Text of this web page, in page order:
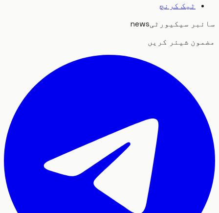
ٹیک کرنچ
سیکیورٹیnews
شیئر کریں